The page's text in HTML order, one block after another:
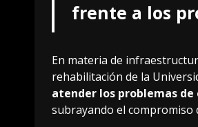
frente a los
En materia de
rehabilitación de la
atender los problemas
subrayando el compromiso